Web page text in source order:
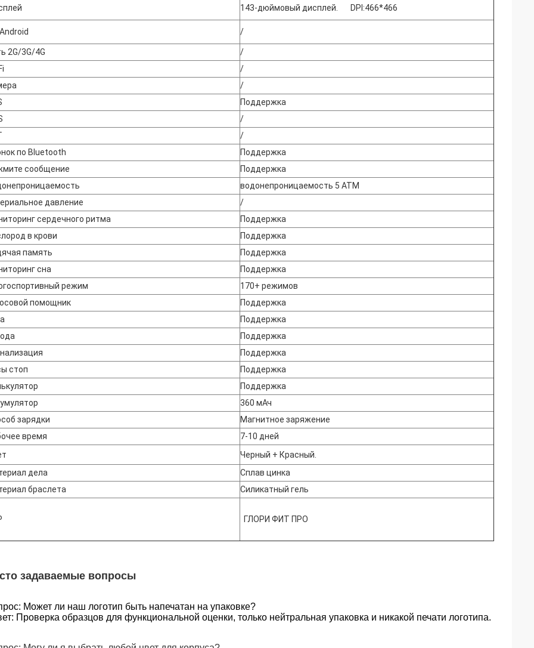
143-дюймовый дисплей. DPI:466*466
/
2G/3G/4G
/
/
/
Поддержка
/
/
по Bluetooth
Поддержка
сообщение
Поддержка
водонепроницаемость 5 ATM
давление
/
сердечного ритма
Поддержка
в крови
Поддержка
память
Поддержка
сна
Поддержка
режим
170+ режимов
помощник
Поддержка
Поддержка
Поддержка
Поддержка
стоп
Поддержка
Поддержка
360 мАч
зарядки
Магнитное заряжение
время
7-10 дней
Черный + Красный.
дела
Сплав цинка
браслета
Силикатный гель
ГЛОРИ ФИТ ПРО
задаваемые вопросы
Может ли наш логотип быть напечатан на упаковке?
Проверка образцов для функциональной оценки, только нейтральная упаковка и никакой печати логотипа.